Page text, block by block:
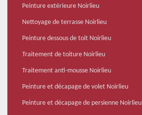
Peinture extérieure Noirlieu
Nettoyage de terrasse Noirlieu
Peinture dessous de toit Noirlieu
Traitement de toiture Noirlieu
Traitement anti-mousse Noirlieu
Peinture et décapage de volet Noirlieu
Peinture et décapage de persienne Noirlieu